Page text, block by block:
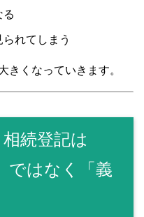
る
れてしまう
きくなっていきます。
続登記は
ではなく「義